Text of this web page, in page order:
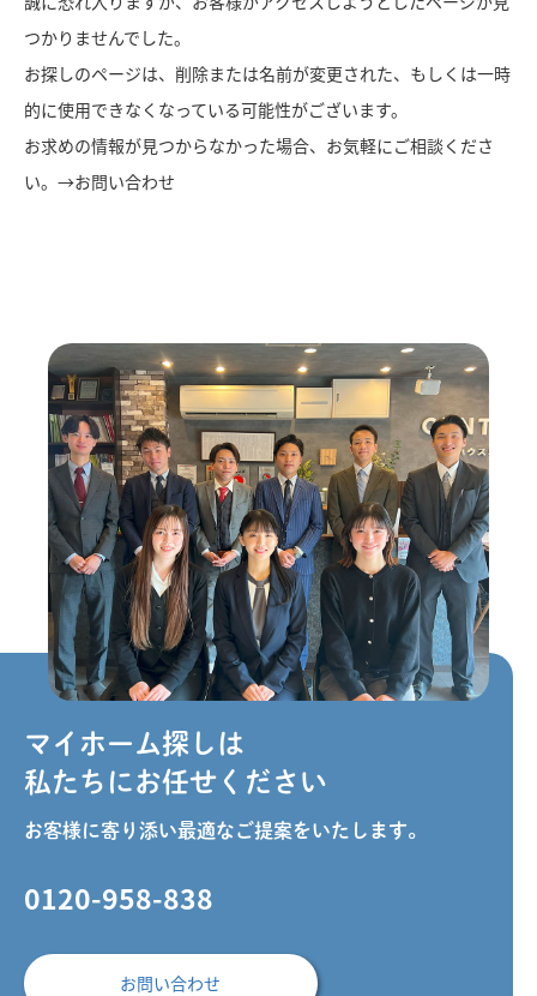
つかりませんでした。
お探しのページは、削除または名前が変更された、もしくは一時
的に使用できなくなっている可能性がございます。
お求めの情報が見つからなかった場合、お気軽にご相談くださ
い。→お問い合わせ
マイホーム探しは
私たちにお任せください
お客様に寄り添い最適なご提案をいたします。
0120-958-838
お問い合わせ